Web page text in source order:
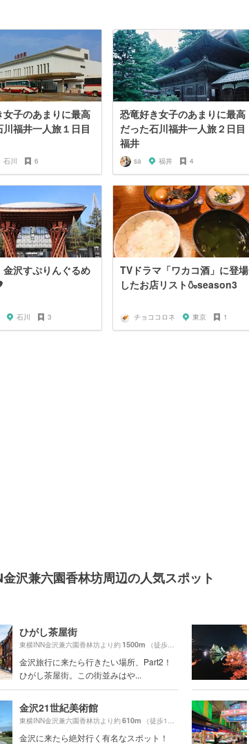
女子のあまりに最高
川福井一人旅１日目
石川 6
恐竜好き女子のあまりに最高
だった石川福井一人旅２日目
福井
sa 福井 4
金沢すぷりんぐるめ
石川 3
TVドラマ「ワカコ酒」に登場
したお店リスト🍶season3
チョココロネ 東京 1
沢兼六園香林坊周辺の人気スポット
ひがし茶屋街
東横INN金沢兼六園香林坊より約1500m （徒歩25分）
金沢旅行に来たら行きたい場所、Part2！
ひがし茶屋街。この街並みはや...
金沢21世紀美術館
東横INN金沢兼六園香林坊より約610m （徒歩11分）
金沢に来たら絶対行く有名なスポット！